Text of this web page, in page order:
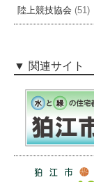
陸上競技協会 (51)
関連サイト